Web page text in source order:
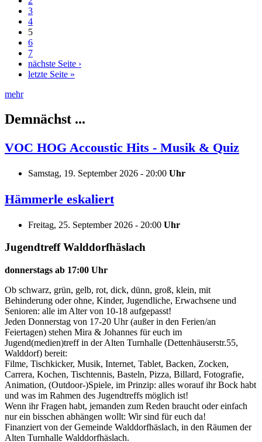
3
4
5
6
7
nächste Seite ›
letzte Seite »
mehr
Demnächst ...
VOC HOG Accoustic Hits - Musik & Quiz
Samstag, 19. September 2026 - 20:00 Uhr
Hämmerle eskaliert
Freitag, 25. September 2026 - 20:00 Uhr
Jugendtreff Walddorfhäslach
donnerstags ab 17:00 Uhr
Ob schwarz, grün, gelb, rot, dick, dünn, groß, klein, mit
Behinderung oder ohne, Kinder, Jugendliche, Erwachsene und
Senioren: alle im Alter von 10-18 aufgepasst!
Jeden Donnerstag von 17-20 Uhr (außer in den Ferien/an
Feiertagen) stehen Mira & Johannes für euch im
Jugend(medien)treff in der Alten Turnhalle (Dettenhäuserstr.55,
Walddorf) bereit:
Filme, Tischkicker, Musik, Internet, Tablet, Backen, Zocken,
Carrera, Kochen, Tischtennis, Basteln, Pizza, Billard, Fotografie,
Animation, (Outdoor-)Spiele, im Prinzip: alles worauf ihr Bock habt
und was im Rahmen des Jugendtreffs möglich ist!
Wenn ihr Fragen habt, jemanden zum Reden braucht oder einfach
nur ein bisschen abhängen wollt: Wir sind für euch da!
Finanziert von der Gemeinde Walddorfhäslach, in den Räumen der
Alten Turnhalle Walddorfhäslach.